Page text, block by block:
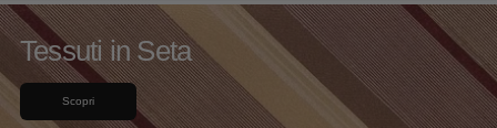
Tessuti in Seta
Scopri